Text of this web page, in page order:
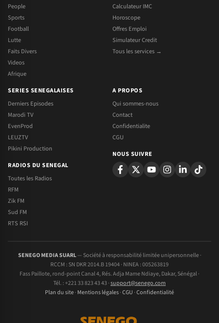
People
Sports
Football
Lutte
Faits Divers
Videos
Afrique
Calculateur IMC
Horoscope
Offres Emploi
Simulateur Credit
Tous les services →
SERIES SENEGALAISES
Derniers Episodes
Marodi TV
EvenProd
LEUZTV
Pikini Production
RADIOS DU SENEGAL
Toutes les Radios
RFM
Zik FM
Sud FM
RTS RSI
A PROPOS
Qui sommes-nous
Contact
Confidentialite
CGU
NOUS SUIVRE
SENEGO MEDIA SUARL— Société à responsabilité limitée unipersonnelle ·
RCCM : SN DKR 2014.B 19404 · NINEA : 005263819
Fass Paillote, rond-point Canal 4, Rés. Adja Mame Ndiaye, Dakar, Sénégal ·
Tél. : +221 33 823 43 43 ·support@senego.com
Plan du site· Mentions légales·CGU ·Confidentialité